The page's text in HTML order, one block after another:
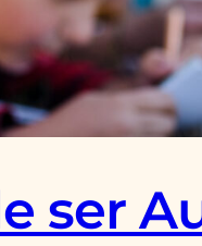
ser